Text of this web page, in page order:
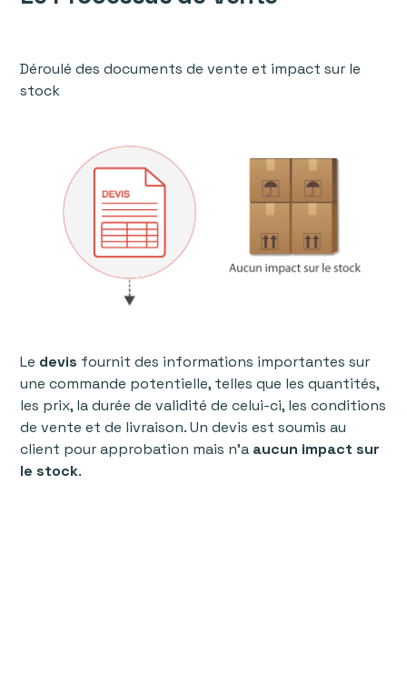
Déroulé des documents de vente et impact sur le
stock
Le devis fournit des informations importantes sur
une commande potentielle, telles que les quantités,
les prix, la durée de validité de celui-ci, les conditions
de vente et de livraison. Un devis est soumis au
client pour approbation mais n'a aucun impact sur
le stock.